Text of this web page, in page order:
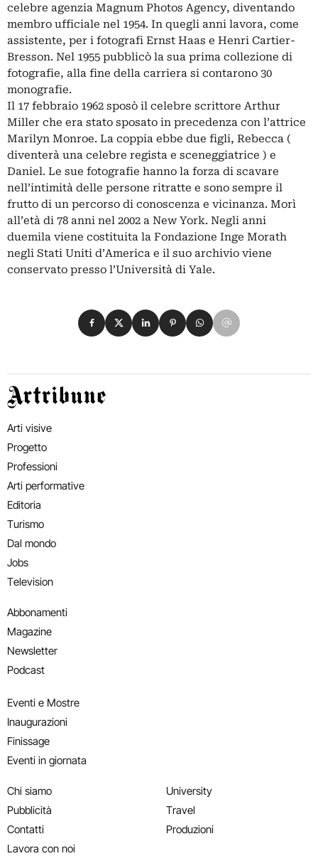
celebre agenzia Magnum Photos Agency, diventando
membro ufficiale nel 1954. In quegli anni lavora, come
assistente, per i fotografi Ernst Haas e Henri Cartier-
Bresson. Nel 1955 pubblicò la sua prima collezione di
fotografie, alla fine della carriera si contarono 30
monografie.
Il 17 febbraio 1962 sposò il celebre scrittore Arthur
Miller che era stato sposato in precedenza con l’attrice
Marilyn Monroe. La coppia ebbe due figli, Rebecca (
diventerà una celebre regista e sceneggiatrice ) e
Daniel. Le sue fotografie hanno la forza di scavare
nell’intimità delle persone ritratte e sono sempre il
frutto di un percorso di conoscenza e vicinanza. Morì
all’età di 78 anni nel 2002 a New York. Negli anni
duemila viene costituita la Fondazione Inge Morath
negli Stati Uniti d’America e il suo archivio viene
conservato presso l’Università di Yale.
Condividi su Facebook
Condividi su X
Condividi su LinkedIn
Condividi su Pinterest
Condividi su WhatsApp
Condividi su Email
Artribune
Arti visive
Progetto
Professioni
Arti performative
Editoria
Turismo
Dal mondo
Jobs
Television
Abbonamenti
Magazine
Newsletter
Podcast
Eventi e Mostre
Inaugurazioni
Finissage
Eventi in giornata
Chi siamo
Pubblicità
Contatti
Lavora con noi
University
Travel
Produzioni